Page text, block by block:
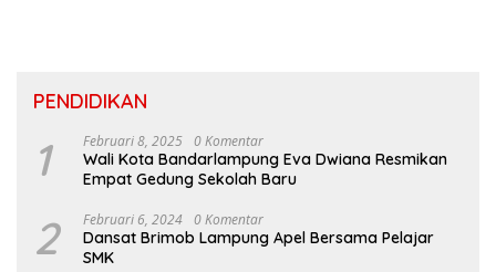
PENDIDIKAN
1 Februari 8, 2025 0 Komentar
Wali Kota Bandarlampung Eva Dwiana Resmikan
Empat Gedung Sekolah Baru
2 Februari 6, 2024 0 Komentar
Dansat Brimob Lampung Apel Bersama Pelajar
SMK